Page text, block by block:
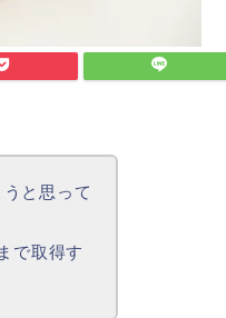
と思って
で取得す